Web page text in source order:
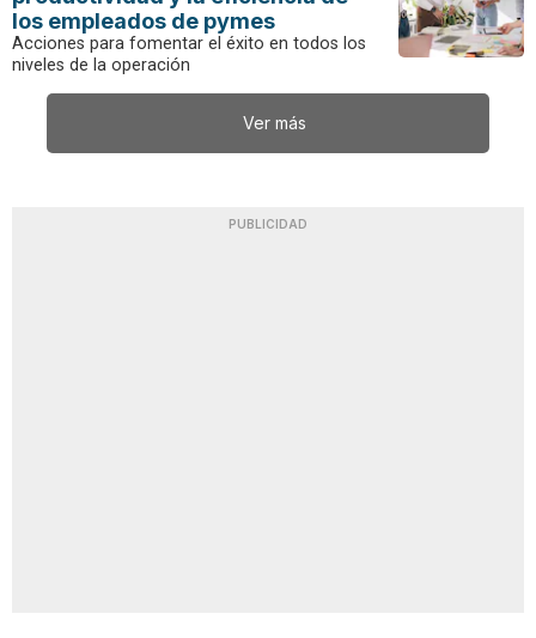
los empleados de pymes
Acciones para fomentar el éxito en todos los
niveles de la operación
Ver más
PUBLICIDAD